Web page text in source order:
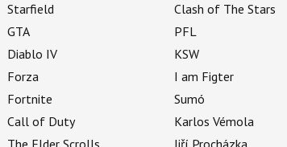
Starfield
GTA
Diablo IV
Forza
Fortnite
Call of Duty
Clash of The Stars
PFL
KSW
I am Figter
Sumó
Karlos Vémola